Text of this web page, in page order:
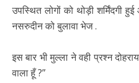
उपस्थित लोगों को थोड़ी शर्मिंदगी
नसरुदीन को बुलावा भेज .
इस बार भी मुल्ला ने वही प्रश्न
वाला हूँ ?”